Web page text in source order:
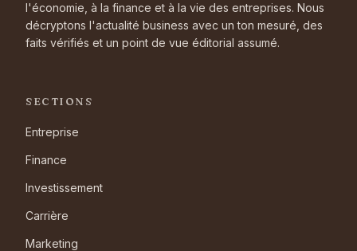
l'économie, à la finance et à la vie des entreprises. Nous
décryptons l'actualité business avec un ton mesuré, des
faits vérifiés et un point de vue éditorial assumé.
SECTIONS
Entreprise
Finance
Investissement
Carrière
Marketing